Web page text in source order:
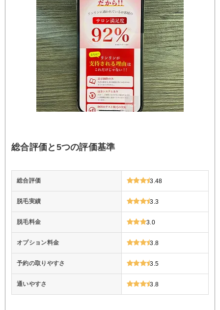
総合評価と5つの評価基準
総合評価 3.48
脱毛実績 3.3
脱毛料金 3.0
オプション料金 3.8
予約の取りやすさ 3.5
通いやすさ 3.8